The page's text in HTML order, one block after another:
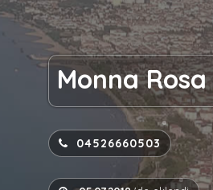
Monna Rosa
04526660503